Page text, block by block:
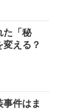
た「秘
える？
件はま